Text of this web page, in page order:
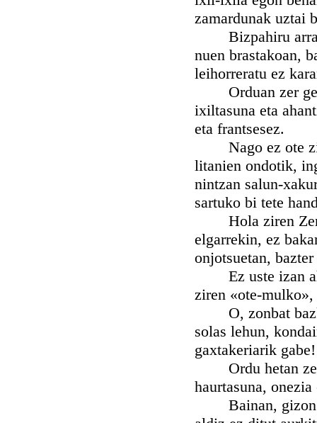
zamardunak uztai
Bizpahiru arrain
nuen brastakoan,
leihorreratu ez
Orduan zer
ixiltasuna eta
eta frantsesez.
Nago ez ote
litanien ondotik,
nintzan salun-
sartuko bi tete
Hola ziren
elgarrekin, ez
onjotsuetan,
Ez uste izan
ziren «ote-
O, zonbat
solas lehun,
gaxtakeriarik gabe!
Ordu hetan zen
haurtasuna,
Bainan, gizon